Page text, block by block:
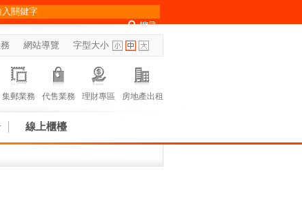
網站導覽 字型大小
集郵業務 代售業務 理財專區 房地產出租
線上櫃檯